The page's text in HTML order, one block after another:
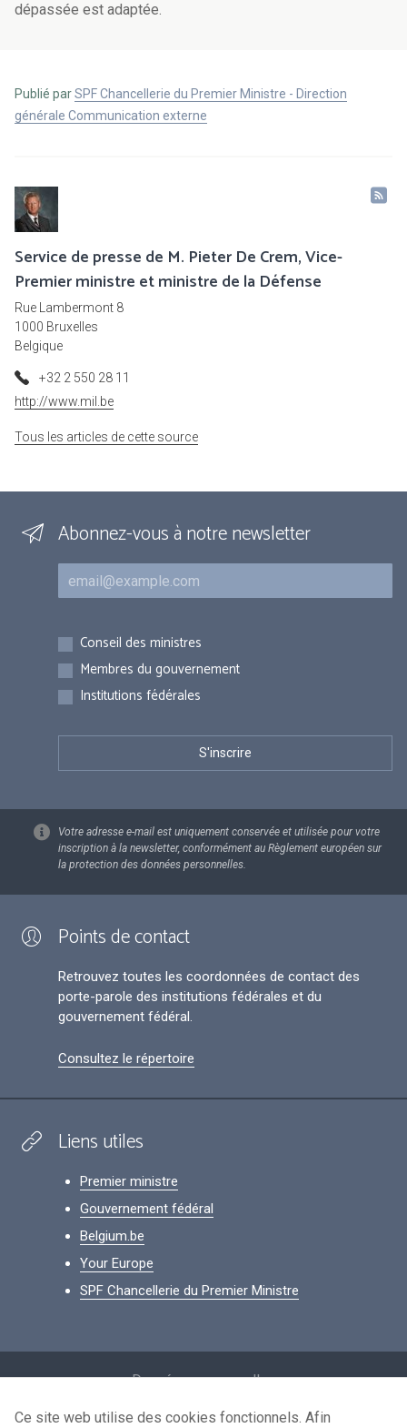
dépassée est adaptée.
Publié parSPF Chancellerie du Premier Ministre - Direction
générale Communication externe
Service de presse de M. Pieter De Crem, Vice-
Premier ministre et ministre de la Défense
Rue Lambermont 8
1000 Bruxelles
Belgique
+32 2 550 28 11
http://www.mil.be
Tous les articles de cette source
Abonnez-vous à notre newsletter
Courriel
Inscriptions
Conseil des ministres
Membres du gouvernement
Institutions fédérales
Votre adresse e-mail est uniquement conservée et utilisée pour votre
inscription à la newsletter, conformément au Règlement européen sur
la protection des données personnelles.
Points de contact
Retrouvez toutes les coordonnées de contact des
porte-parole des institutions fédérales et du
gouvernement fédéral.
Consultez le répertoire
Liens utiles
Premier ministre
Gouvernement fédéral
Belgium.be
Your Europe
SPF Chancellerie du Premier Ministre
Données personnelles
Conditions de réutilisation
Ce site web utilise des cookies fonctionnels. Afin